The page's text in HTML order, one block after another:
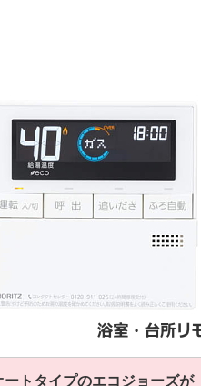
トタイプのエコジョーズが